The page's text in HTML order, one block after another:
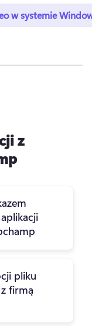
w systemie
z
pliku
firmą